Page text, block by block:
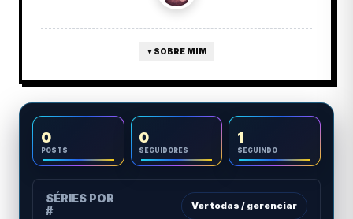
▼ SOBRE MIM
0
POSTS
0
SEGUIDORES
1
SEGUINDO
SÉRIES POR
#
Ver todas / gerenciar